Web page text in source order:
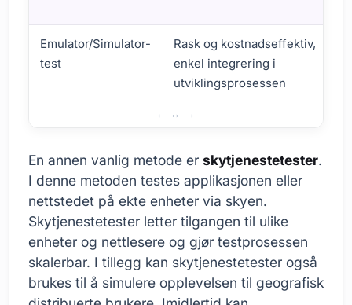
Emulator/Simulator-
test
Rask og kostnadseffektiv,
enkel integrering i
utviklingsprosessen
En annen vanlig metode er skytjenestetester.
I denne metoden testes applikasjonen eller
nettstedet på ekte enheter via skyen.
Skytjenestetester letter tilgangen til ulike
enheter og nettlesere og gjør testprosessen
skalerbar. I tillegg kan skytjenestetester også
brukes til å simulere opplevelsen til geografisk